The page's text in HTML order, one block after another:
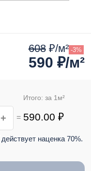
608₽/м² -3%
590 ₽/м²
+ =
Итого: за 1 м²
590.00 ₽
действует наценка 70%.